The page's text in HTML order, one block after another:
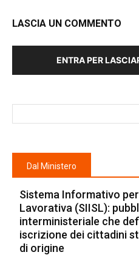
LASCIA UN COMMENTO
ENTRA PER
Dal Ministero
Sistema Informativo
Lavorativa (SIISL):
interministeriale che
iscrizione dei cittadini
di origine